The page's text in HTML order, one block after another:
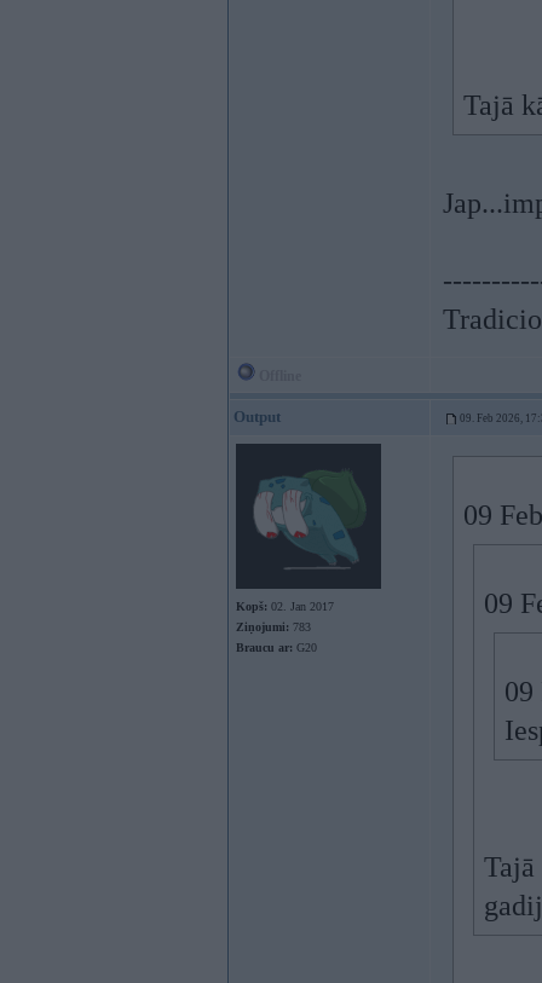
Tajā
Output 09. Feb 2026,
Kopš: 02. Jan 2017
Ziņojumi: 783
Braucu ar: G20
09
09
09